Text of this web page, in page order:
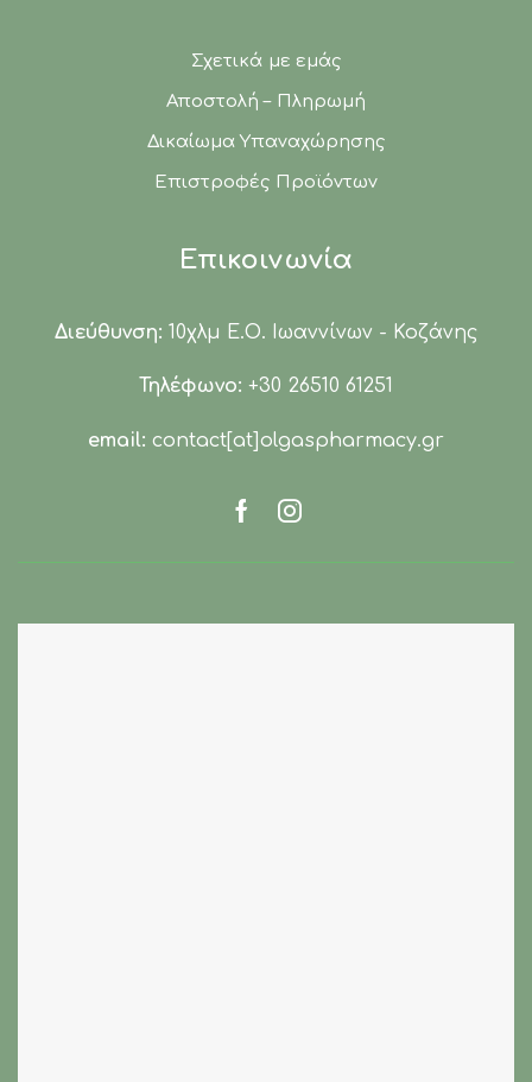
Σχετικά με εμάς
Αποστολή – Πληρωμή
Δικαίωμα Υπαναχώρησης
Επιστροφές Προϊόντων
Επικοινωνία
Διεύθυνση: 10χλμ Ε.Ο. Ιωαννίνων - Κοζάνης
Τηλέφωνο: +30 26510 61251
email: contact[at]olgaspharmacy.gr
Facebook
Instagram